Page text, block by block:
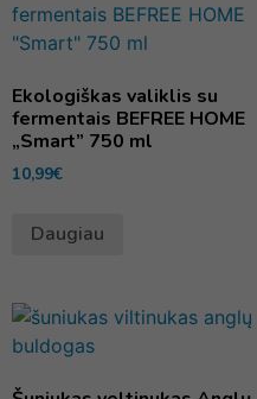
Ekologiškas valiklis su
fermentais BEFREE HOME
„Smart” 750 ml
10,99€
Daugiau